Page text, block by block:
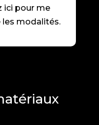
ici pour me
modalités.